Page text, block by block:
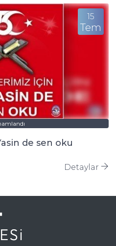
15
Tem
de sen oku
Detaylar